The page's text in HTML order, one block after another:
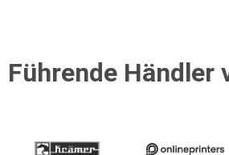
Führende Händler